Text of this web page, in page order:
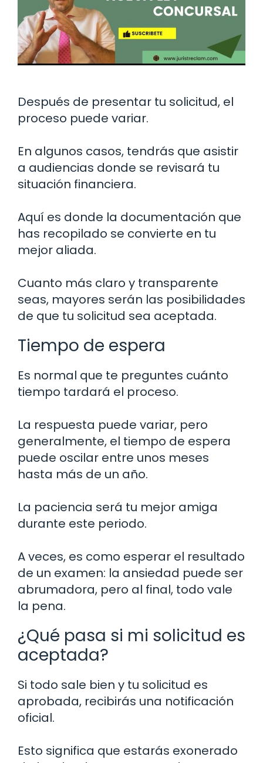
Después de presentar tu solicitud, el
proceso puede variar.
En algunos casos, tendrás que asistir
a audiencias donde se revisará tu
situación financiera.
Aquí es donde la documentación que
has recopilado se convierte en tu
mejor aliada.
Cuanto más claro y transparente
seas, mayores serán las posibilidades
de que tu solicitud sea aceptada.
Tiempo de espera
Es normal que te preguntes cuánto
tiempo tardará el proceso.
La respuesta puede variar, pero
generalmente, el tiempo de espera
puede oscilar entre unos meses
hasta más de un año.
La paciencia será tu mejor amiga
durante este periodo.
A veces, es como esperar el resultado
de un examen: la ansiedad puede ser
abrumadora, pero al final, todo vale
la pena.
¿Qué pasa si mi solicitud es
aceptada?
Si todo sale bien y tu solicitud es
aprobada, recibirás una notificación
oficial.
Esto significa que estarás exonerado